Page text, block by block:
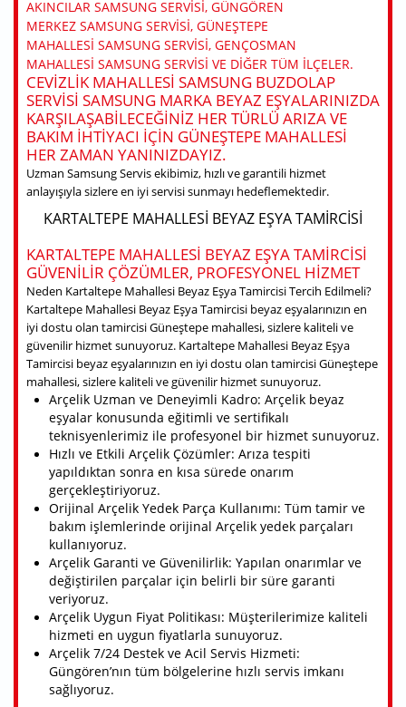
AKINCILAR SAMSUNG SERVISI, GÜNGÖREN
MERKEZ SAMSUNG SERVISI, GÜNEŞTEPE
MAHALLESI SAMSUNG SERVISI, GENÇOSMAN
MAHALLESI SAMSUNG SERVISI VE DIĞER TÜM ILÇELER.
CEVIZLIK MAHALLESI SAMSUNG BUZDOLAP
SERVISI SAMSUNG MARKA BEYAZ EŞYALARINIZDA
KARŞILAŞABILECEĞINIZ HER TÜRLÜ ARIZA VE
BAKIM IHTIYACI IÇIN GÜNEŞTEPE MAHALLESI
HER ZAMAN YANINIZDAYIZ.
Uzman Samsung Servis ekibimiz, hızlı ve garantili hizmet
anlayışıyla sizlere en iyi servisi sunmayı hedeflemektedir.
KARTALTEPE MAHALLESI BEYAZ EŞYA TAMIRCISI
KARTALTEPE MAHALLESI BEYAZ EŞYA TAMIRCISI
GÜVENILIR ÇÖZÜMLER, PROFESYONEL HIZMET
Neden Kartaltepe Mahallesi Beyaz Eşya Tamircisi Tercih Edilmeli?
Kartaltepe Mahallesi Beyaz Eşya Tamircisi beyaz eşyalarınızın en
iyi dostu olan tamircisi Güneştepe mahallesi, sizlere kaliteli ve
güvenilir hizmet sunuyoruz. Kartaltepe Mahallesi Beyaz Eşya
Tamircisi beyaz eşyalarınızın en iyi dostu olan tamircisi Güneştepe
mahallesi, sizlere kaliteli ve güvenilir hizmet sunuyoruz.
Arçelik Uzman ve Deneyimli Kadro: Arçelik beyaz
eşyalar konusunda eğitimli ve sertifikalı
teknisyenlerimiz ile profesyonel bir hizmet sunuyoruz.
Hızlı ve Etkili Arçelik Çözümler: Arıza tespiti
yapıldıktan sonra en kısa sürede onarım
gerçekleştiriyoruz.
Orijinal Arçelik Yedek Parça Kullanımı: Tüm tamir ve
bakım işlemlerinde orijinal Arçelik yedek parçaları
kullanıyoruz.
Arçelik Garanti ve Güvenilirlik: Yapılan onarımlar ve
değiştirilen parçalar için belirli bir süre garanti
veriyoruz.
Arçelik Uygun Fiyat Politikası: Müşterilerimize kaliteli
hizmeti en uygun fiyatlarla sunuyoruz.
Arçelik 7/24 Destek ve Acil Servis Hizmeti:
Güngören’nın tüm bölgelerine hızlı servis imkanı
sağlıyoruz.